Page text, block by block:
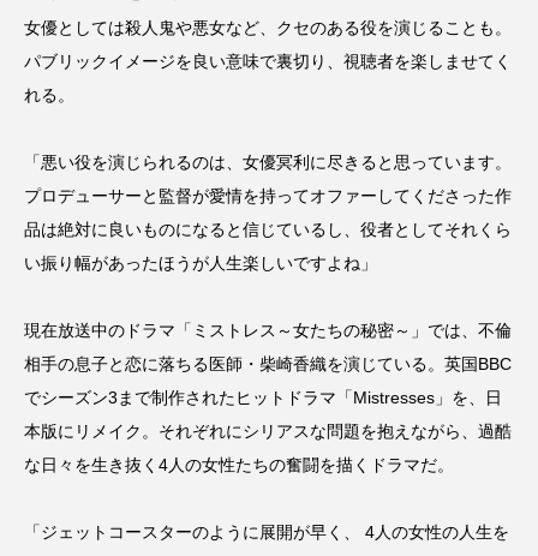
女優としては殺人鬼や悪女など、クセのある役を演じることも。
パブリックイメージを良い意味で裏切り、視聴者を楽しませてく
れる。
「悪い役を演じられるのは、女優冥利に尽きると思っています。
プロデューサーと監督が愛情を持ってオファーしてくださった作
品は絶対に良いものになると信じているし、役者としてそれくら
い振り幅があったほうが人生楽しいですよね」
現在放送中のドラマ「ミストレス～女たちの秘密～」では、不倫
相手の息子と恋に落ちる医師・柴崎香織を演じている。英国BBC
でシーズン3まで制作されたヒットドラマ「Mistresses」を、日
本版にリメイク。それぞれにシリアスな問題を抱えながら、過酷
な日々を生き抜く4人の女性たちの奮闘を描くドラマだ。
「ジェットコースターのように展開が早く、 4人の女性の人生を